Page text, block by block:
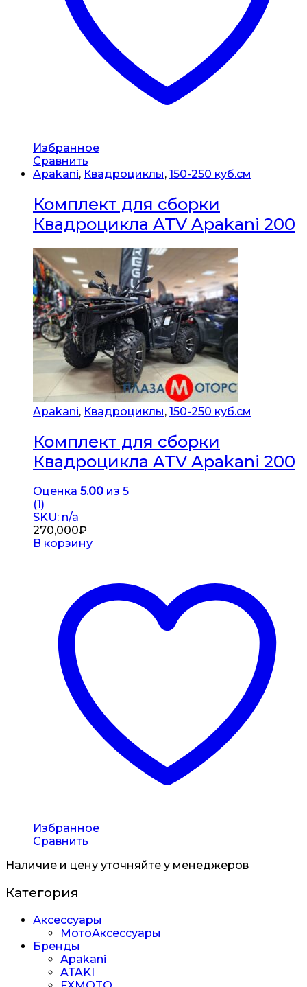
Избранное
Сравнить
Apakani, Квадроциклы, 150-250 куб.см
Комплект для сборки
Квадроцикла ATV Apakani 200
Apakani, Квадроциклы, 150-250 куб.см
Комплект для сборки
Квадроцикла ATV Apakani 200
Оценка 5.00 из 5
(1)
SKU: n/a
270,000₽
В корзину
Избранное
Сравнить
Наличие и цену уточняйте у менеджеров
Категория
Аксессуары
МотоАксессуары
Бренды
Apakani
ATAKI